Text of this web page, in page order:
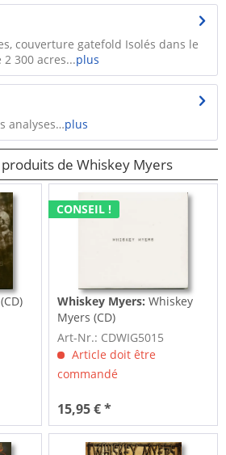
couverture gatefold Isolés dans le
300 acres...plus
analyses…plus
de Whiskey Myers
CONSEIL !
Whiskey Myers:Whiskey
Myers (CD)
Art-Nr.: CDWIG5015
Article doit être
commandé
15,95 € *